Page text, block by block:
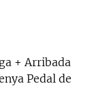
+ Arribada
Pedal de